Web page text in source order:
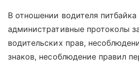
В отношении водителя
административные протоколы
водительских прав,
знаков, несоблюдение правил